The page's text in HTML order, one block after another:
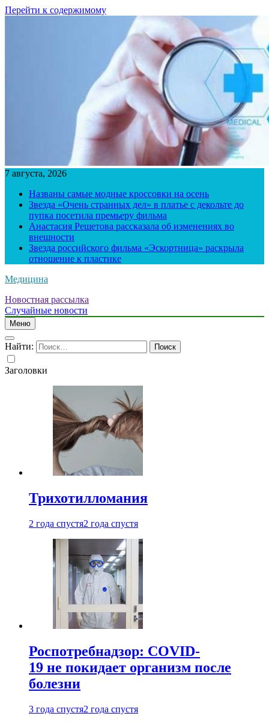
Перейти к содержимому
7 августа, 2026
Названы самые модные кроссовки на осень
Звезда «Очень странных дел» в платье с декольте до
пупка посетила премьеру фильма
Анастасия Решетова рассказала об изменениях во
внешности
Звезда российского фильма «Эскортница» раскрыла
отношение к пластике
Медицина
Новостная рассылка
Случайные новости
Меню
Найти:
Заголовки
Трихотилломания
2 года спустя2 года спустя
Роспотребнадзор: COVID-
19 не покидает организм после
болезни
3 года спустя2 года спустя